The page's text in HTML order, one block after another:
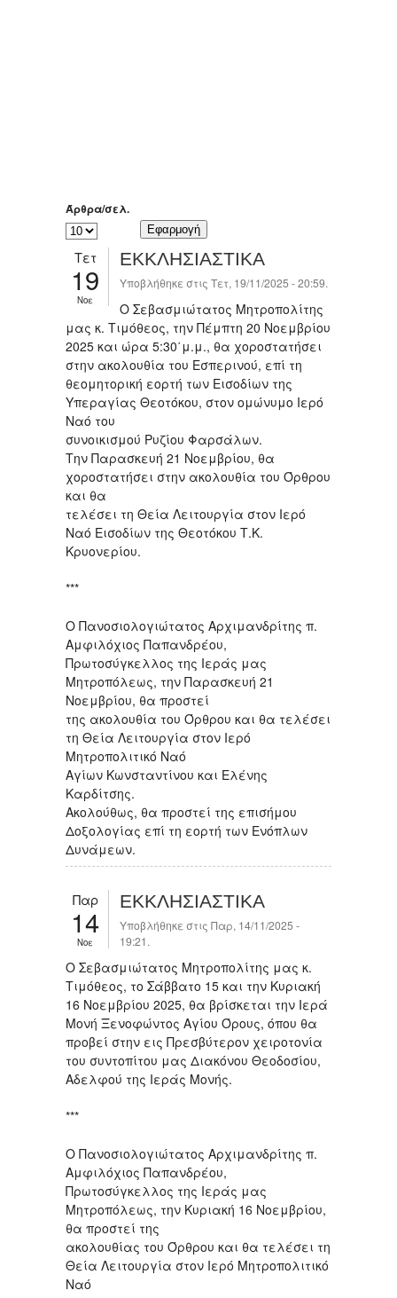
Άρθρα/σελ.
Τετ
19
Νοε
ΕΚΚΛΗΣΙΑΣΤΙΚΑ
Υποβλήθηκε στις Τετ, 19/11/2025 - 20:59.
Ο Σεβασμιώτατος Μητροπολίτης
μας κ. Τιμόθεος, την Πέμπτη 20 Νοεμβρίου
2025 και ώρα 5:30΄μ.μ., θα χοροστατήσει
στην ακολουθία του Εσπερινού, επί τη
θεομητορική εορτή των Εισοδίων της
Υπεραγίας Θεοτόκου, στον ομώνυμο Ιερό
Ναό του
συνοικισμού Ρυζίου Φαρσάλων.
Την Παρασκευή 21 Νοεμβρίου, θα
χοροστατήσει στην ακολουθία του Όρθρου
και θα
τελέσει τη Θεία Λειτουργία στον Ιερό
Ναό Εισοδίων της Θεοτόκου Τ.Κ.
Κρυονερίου.
***
Ο Πανοσιολογιώτατος Αρχιμανδρίτης π.
Αμφιλόχιος Παπανδρέου,
Πρωτοσύγκελλος της Ιεράς μας
Μητροπόλεως, την Παρασκευή 21
Νοεμβρίου, θα προστεί
της ακολουθία του Όρθρου και θα τελέσει
τη Θεία Λειτουργία στον Ιερό
Μητροπολιτικό Ναό
Αγίων Κωνσταντίνου και Ελένης
Καρδίτσης.
Ακολούθως, θα προστεί της επισήμου
Δοξολογίας επί τη εορτή των Ενόπλων
Δυνάμεων.
Παρ
14
Νοε
EKKΛΗΣΙΑΣΤΙΚΑ
Υποβλήθηκε στις Παρ, 14/11/2025 -
19:21.
Ο Σεβασμιώτατος Μητροπολίτης μας κ.
Τιμόθεος, το Σάββατο 15 και την Κυριακή
16 Νοεμβρίου 2025, θα βρίσκεται την Ιερά
Μονή Ξενοφώντος Αγίου Όρους, όπου θα
προβεί στην εις Πρεσβύτερον χειροτονία
του συντοπίτου μας Διακόνου Θεοδοσίου,
Αδελφού της Ιεράς Μονής.
***
Ο Πανοσιολογιώτατος Αρχιμανδρίτης π.
Αμφιλόχιος Παπανδρέου,
Πρωτοσύγκελλος της Ιεράς μας
Μητροπόλεως, την Κυριακή 16 Νοεμβρίου,
θα προστεί της
ακολουθίας του Όρθρου και θα τελέσει τη
Θεία Λειτουργία στον Ιερό Μητροπολιτικό
Ναό